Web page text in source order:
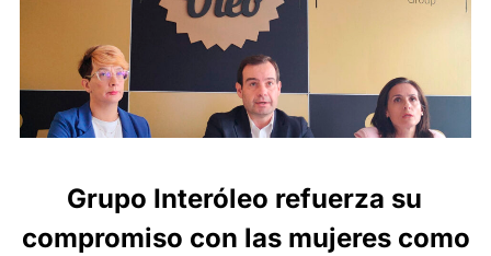
Grupo Interóleo refuerza su
compromiso con las mujeres como